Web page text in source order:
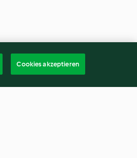
Cookies akzeptieren